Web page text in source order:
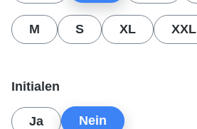
M S XL XXL
Initialen
Ja Nein